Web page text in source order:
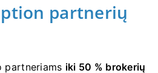
partnerių
partneriams iki 50 % brokerių